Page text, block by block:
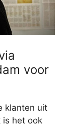
voor
klanten uit
is het ook